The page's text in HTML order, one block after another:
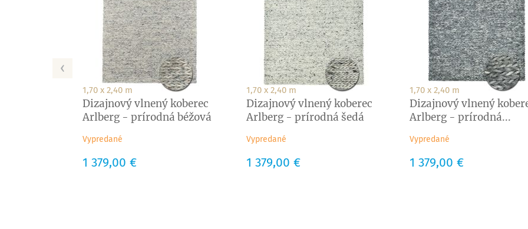
1,70 x 2,40 m
Dizajnový vlnený koberec
Arlberg - prírodná béžová
Vypredané
Cena
1 379,00 €
1,70 x 2,40 m
Dizajnový vlnený koberec
Arlberg - prírodná šedá
Vypredané
Cena
1 379,00 €
1,70 x 2,40 m
Dizajnový vlnený
Arlberg - prírodná...
Vypredané
Cena
1 379,00 €
‹